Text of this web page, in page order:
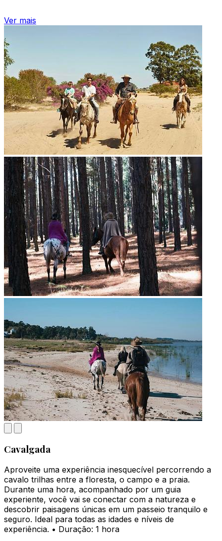
Ver mais
Cavalgada
Aproveite uma experiência inesquecível percorrendo a
cavalo trilhas entre a floresta, o campo e a praia.
Durante uma hora, acompanhado por um guia
experiente, você vai se conectar com a natureza e
descobrir paisagens únicas em um passeio tranquilo e
seguro. Ideal para todas as idades e níveis de
experiência. • Duração: 1 hora